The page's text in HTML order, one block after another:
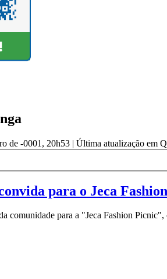
de -0001, 20h53 | Última atualização em
para o Jeca
comunidade para a "Jeca Fashion